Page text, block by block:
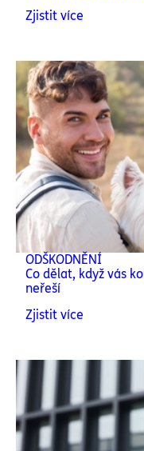
Zjistit více
ODŠKODNĚNÍ
Co dělat, když vás
neřeší
Zjistit více